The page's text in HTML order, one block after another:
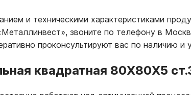
и техническими характеристиками
звоните по телефону в
проконсультируют вас по наличию и
квадратная 80Х80Х5